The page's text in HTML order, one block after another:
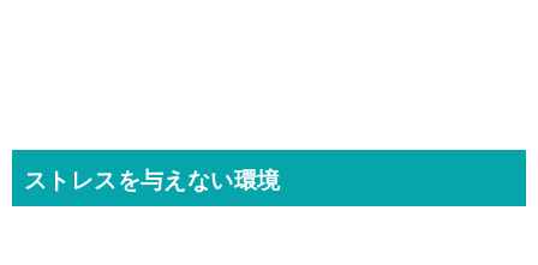
ストレスを与えない環境